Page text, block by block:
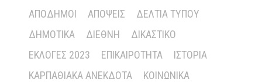
ΑΠΌΔΗΜΟΙ
ΑΠΌΨΕΙΣ
ΔΕΛΤΊΑ ΤΎΠΟΥ
ΔΗΜΟΤΙΚΆ
ΔΙΕΘΝΉ
ΔΙΚΑΣΤΙΚΌ
ΕΚΛΟΓΈΣ 2023
ΕΠΙΚΑΙΡΌΤΗΤΑ
ΙΣΤΟΡΊΑ
ΚΑΡΠΑΘΙΑΚΆ ΑΝΈΚΔΟΤΑ
ΚΟΙΝΩΝΙΚΆ